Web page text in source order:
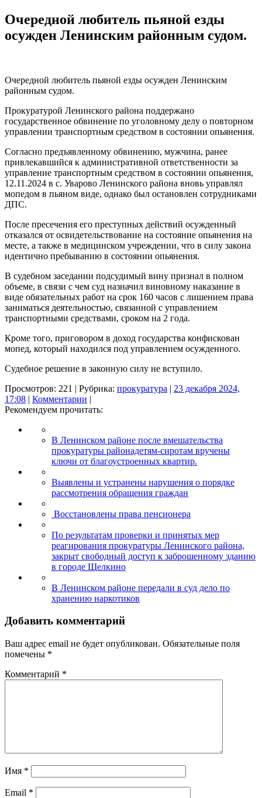
Очередной любитель пьяной езды
осужден Ленинским районным судом.
Очередной любитель пьяной езды осужден Ленинским
районным судом.
Прокуратурой Ленинского района поддержано
государственное обвинение по уголовному делу о повторном
управлении транспортным средством в состоянии опьянения.
Согласно предъявленному обвинению, мужчина, ранее
привлекавшийся к административной ответственности за
управление транспортным средством в состоянии опьянения,
12.11.2024 в с. Уварово Ленинского района вновь управлял
мопедом в пьяном виде, однако был остановлен сотрудниками
ДПС.
После пресечения его преступных действий осужденный
отказался от освидетельствование на состояние опьянения на
месте, а также в медицинском учреждении, что в силу закона
идентично пребыванию в состоянии опьянения.
В судебном заседании подсудимый вину признал в полном
объеме, в связи с чем суд назначил виновному наказание в
виде обязательных работ на срок 160 часов с лишением права
заниматься деятельностью, связанной с управлением
транспортными средствами, сроком на 2 года.
Кроме того, приговором в доход государства конфискован
мопед, который находился под управлением осужденного.
Судебное решение в законную силу не вступило.
Просмотров: 221 | Рубрика: прокуратура | 23 декабря 2024,
17:08 | Комментарии |
Рекомендуем прочитать:
В Ленинском районе после вмешательства
прокуратуры районадетям-сиротам вручены
ключи от благоустроенных квартир.
Выявлены и устранены нарушения о порядке
рассмотрения обращения граждан
Восстановлены права пенсионера
По результатам проверки и принятых мер
реагирования прокуратуры Ленинского района,
закрыт свободный доступ к заброшенному зданию
в городе Щелкино
В Ленинском районе передали в суд дело по
хранению наркотиков
Добавить комментарий
Ваш адрес email не будет опубликован. Обязательные поля
помечены *
Комментарий *
Имя *
Email *